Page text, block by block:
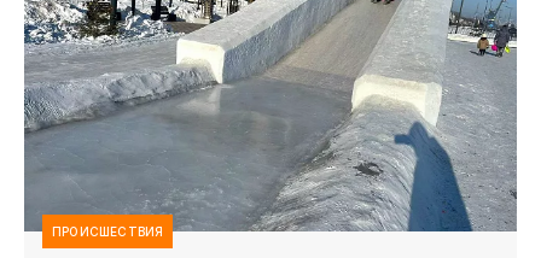
ПРОИСШЕСТВИЯ